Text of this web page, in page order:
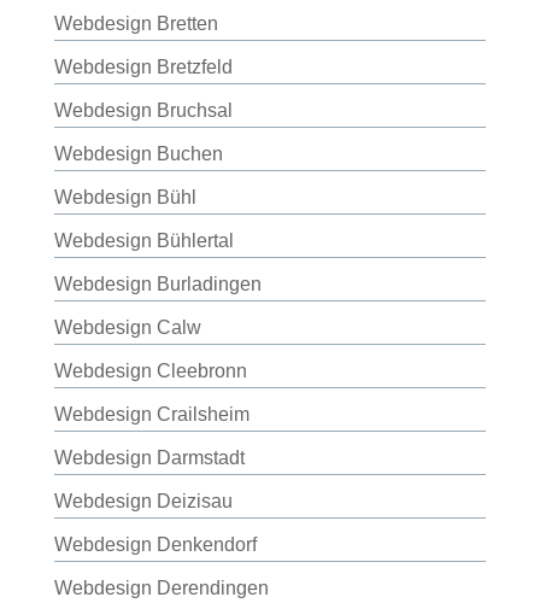
Webdesign Bretten
Webdesign Bretzfeld
Webdesign Bruchsal
Webdesign Buchen
Webdesign Bühl
Webdesign Bühlertal
Webdesign Burladingen
Webdesign Calw
Webdesign Cleebronn
Webdesign Crailsheim
Webdesign Darmstadt
Webdesign Deizisau
Webdesign Denkendorf
Webdesign Derendingen